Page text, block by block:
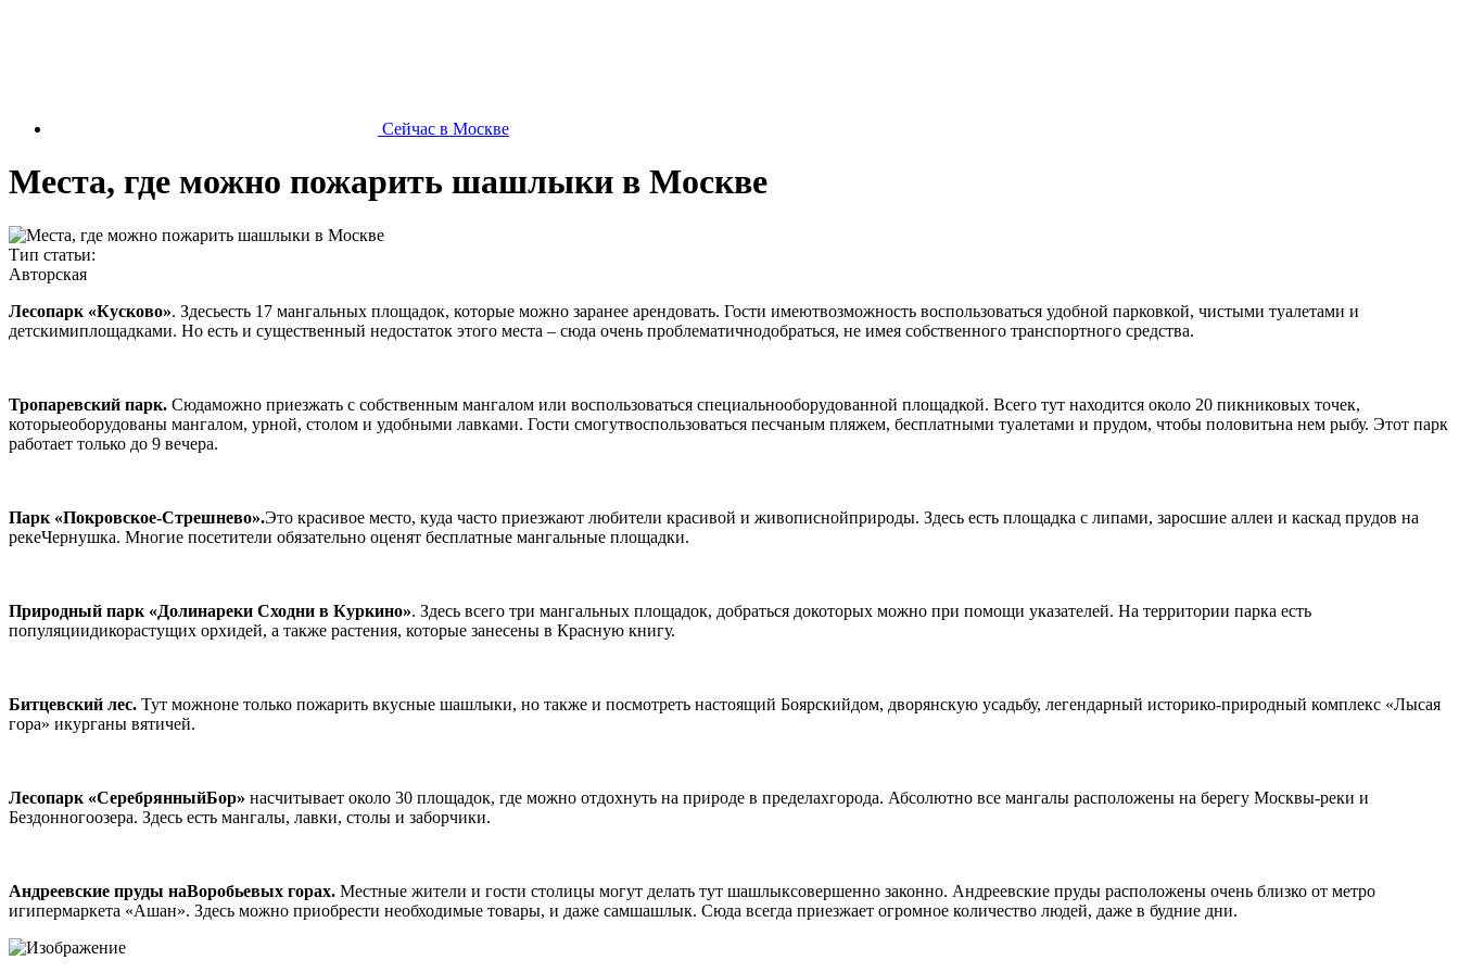
Сейчас в Москве
Места, где можно пожарить шашлыки в Москве
Тип статьи:
Авторская
Лесопарк «Кусково». Здесьесть 17 мангальных площадок, которые можно заранее арендовать. Гости имеютвозможность воспользоваться удобной парковкой, чистыми туалетами и
детскимиплощадками. Но есть и существенный недостаток этого места – сюда очень проблематичнодобраться, не имея собственного транспортного средства.
Тропаревский парк. Сюдаможно приезжать с собственным мангалом или воспользоваться специальнооборудованной площадкой. Всего тут находится около 20 пикниковых точек,
которыеоборудованы мангалом, урной, столом и удобными лавками. Гости смогутвоспользоваться песчаным пляжем, бесплатными туалетами и прудом, чтобы половитьна нем рыбу. Этот парк
работает только до 9 вечера.
Парк «Покровское-Стрешнево».Это красивое место, куда часто приезжают любители красивой и живописнойприроды. Здесь есть площадка с липами, заросшие аллеи и каскад прудов на
рекеЧернушка. Многие посетители обязательно оценят бесплатные мангальные площадки.
Природный парк «Долинареки Сходни в Куркино». Здесь всего три мангальных площадок, добраться докоторых можно при помощи указателей. На территории парка есть
популяциидикорастущих орхидей, а также растения, которые занесены в Красную книгу.
Битцевский лес. Тут можноне только пожарить вкусные шашлыки, но также и посмотреть настоящий Боярскийдом, дворянскую усадьбу, легендарный историко-природный комплекс «Лысая
гора» икурганы вятичей.
Лесопарк «СеребрянныйБор» насчитывает около 30 площадок, где можно отдохнуть на природе в пределахгорода. Абсолютно все мангалы расположены на берегу Москвы-реки и
Бездонногоозера. Здесь есть мангалы, лавки, столы и заборчики.
Андреевские пруды наВоробьевых горах. Местные жители и гости столицы могут делать тут шашлыксовершенно законно. Андреевские пруды расположены очень близко от метро
игипермаркета «Ашан». Здесь можно приобрести необходимые товары, и даже самшашлык. Сюда всегда приезжает огромное количество людей, даже в будние дни.